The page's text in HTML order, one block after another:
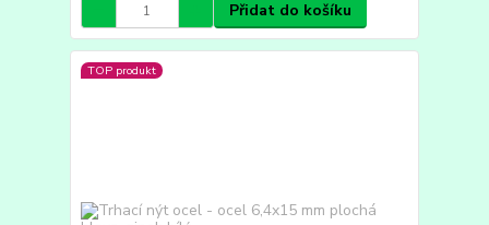
Přidat do košíku
TOP produkt